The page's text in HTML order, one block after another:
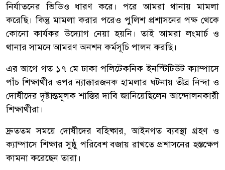
নির্যাতনের ভিডিও ধারণ করে। পরে আমরা থানায় মামলা
করেছি। কিন্তু মামলা করার পরেও পুলিশ প্রশাসনের পক্ষ থেকে
কোনো কার্যকর উদ্যোগ নেয়া হয়নি। তাই আমরা লংমার্চ ও
থানার সামনে আমরণ অনশন কর্মসূচি পালন করছি।
এর আগে গত ১৭ মে ঢাকা পলিটেকনিক ইনস্টিটিউট ক্যাম্পাসে
পাঁচ শিক্ষার্থীর ওপর ন্যাক্কারজনক হামলার ঘটনায় তীব্র নিন্দা ও
দোষীদের দৃষ্টান্তমূলক শাস্তির দাবি জানিয়েছিলেন আন্দোলনকারী
শিক্ষার্থীরা।
দ্রুততম সময়ে দোষীদের বহিষ্কার, আইনগত ব্যবস্থা গ্রহণ ও
ক্যাম্পাসে শিক্ষার সুষ্ঠু পরিবেশ বজায় রাখতে প্রশাসনের হস্তক্ষেপ
কামনা করেছেন তারা।